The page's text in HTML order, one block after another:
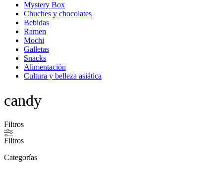
Mystery Box
Chuches y chocolates
Bebidas
Ramen
Mochi
Galletas
Snacks
Alimentación
Cultura y belleza asiática
candy
Filtros
Filtros
Categorías